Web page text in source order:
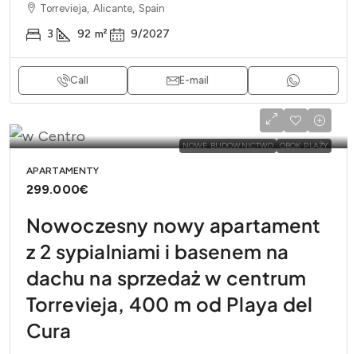
Torrevieja, Alicante, Spain
3 92 m² 9/2027
Call E-mail
NOWE BUDOWNICTWO OBOK PLAŻY
APARTAMENTY
299.000€
Nowoczesny nowy apartament
z 2 sypialniami i basenem na
dachu na sprzedaż w centrum
Torrevieja, 400 m od Playa del
Cura